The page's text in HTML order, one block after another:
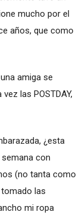
mucho por el
años, que como
amiga se
las POSTDAY,
¿esta
con
(no tanta como
las
mi ropa